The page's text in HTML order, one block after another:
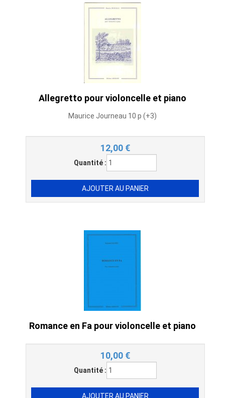
Allegretto pour violoncelle et piano
Maurice Journeau 10 p (+3)
12,00 €
Quantité :
Romance en Fa pour violoncelle et piano
10,00 €
Quantité :